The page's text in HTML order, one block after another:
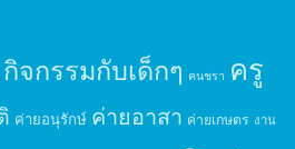
กิจกรรมกับเด็กๆ คนชรา ครู
ค่ายอนุรักษ์ ค่ายอาสา ค่ายเกษตร งาน